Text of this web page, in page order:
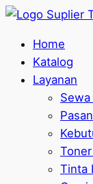
Home
Katalog
Layanan
Tinta